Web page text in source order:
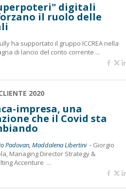
digitali
il ruolo delle
ha supportato il gruppo ICCREA nella
di lancio del conto corrente ...
2020
impresa, una
che il Covid sta
Padovan, Maddalena Libertini - Giorgio
Managing Director Strategy &
Accenture ...